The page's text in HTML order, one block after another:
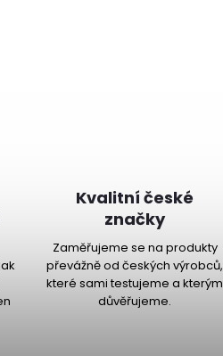
Kvalitní české
značky
Zaměřujeme se na produkty
převážně od českých výrobců,
které sami testujeme a kterým
důvěřujeme.